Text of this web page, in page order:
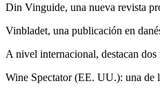
Din Vinguide, una nueva revista
Vinbladet, una publicación en
A nivel internacional, destacan dos
Wine Spectator (EE. UU.): una de